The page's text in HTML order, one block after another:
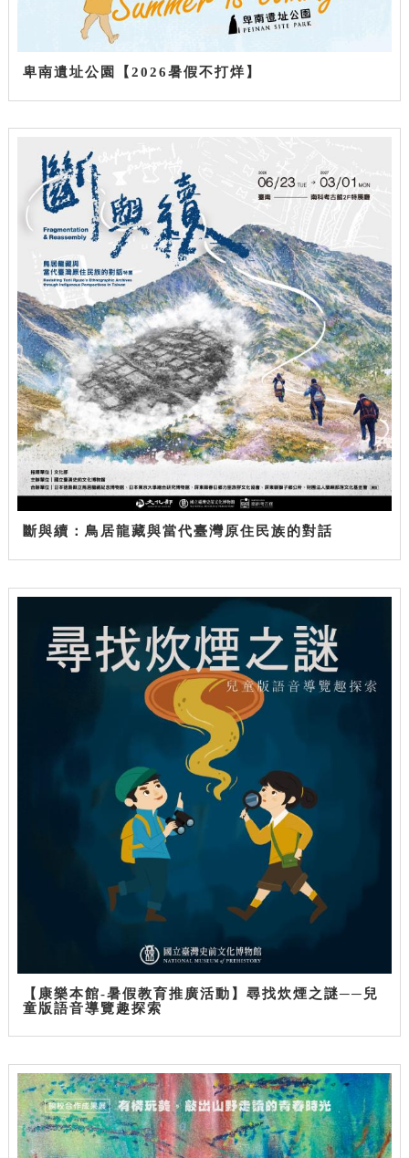
卑南遺址公園【2026暑假不打烊】
斷與續：鳥居龍藏與當代臺灣原住民族的對話
【康樂本館-暑假教育推廣活動】尋找炊煙之謎──兒
童版語音導覽趣探索